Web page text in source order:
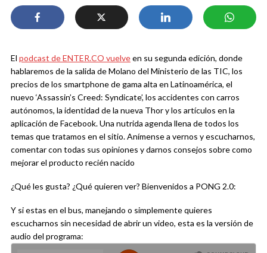
El podcast de ENTER.CO vuelveen su segunda edición, donde
hablaremos de la salida de Molano del Ministerio de las TIC, los
precios de los smartphone de gama alta en Latinoamérica, el
nuevo ‘Assassin’s Creed: Syndicate’, los accidentes con carros
autónomos, la identidad de la nueva Thor y los artículos en la
aplicación de Facebook. Una nutrida agenda llena de todos los
temas que tratamos en el sitio. Anímense a vernos y escucharnos,
comentar con todas sus opiniones y darnos consejos sobre como
mejorar el producto recién nacido
¿Qué les gusta? ¿Qué quieren ver? Bienvenidos a PONG 2.0:
Y si estas en el bus, manejando o simplemente quieres
escucharnos sin necesidad de abrir un video, esta es la versión de
audio del programa: